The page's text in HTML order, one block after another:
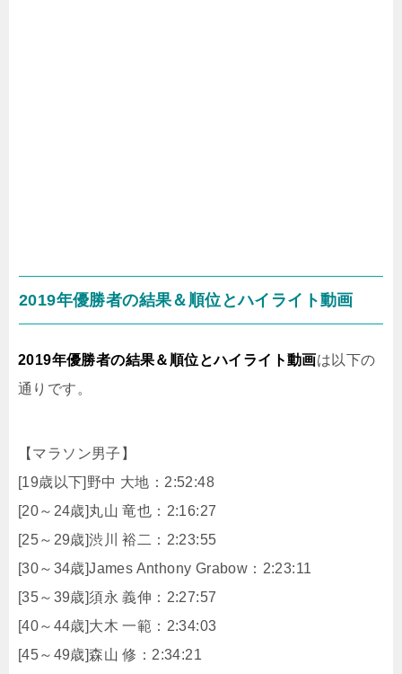
2019年優勝者の結果＆順位とハイライト動画
2019年優勝者の結果＆順位とハイライト動画は以下の
通りです。
【マラソン男子】
[19歳以下]野中 大地：2:52:48
[20～24歳]丸山 竜也：2:16:27
[25～29歳]渋川 裕二：2:23:55
[30～34歳]James Anthony Grabow：2:23:11
[35～39歳]須永 義伸：2:27:57
[40～44歳]大木 一範：2:34:03
[45～49歳]森山 修：2:34:21